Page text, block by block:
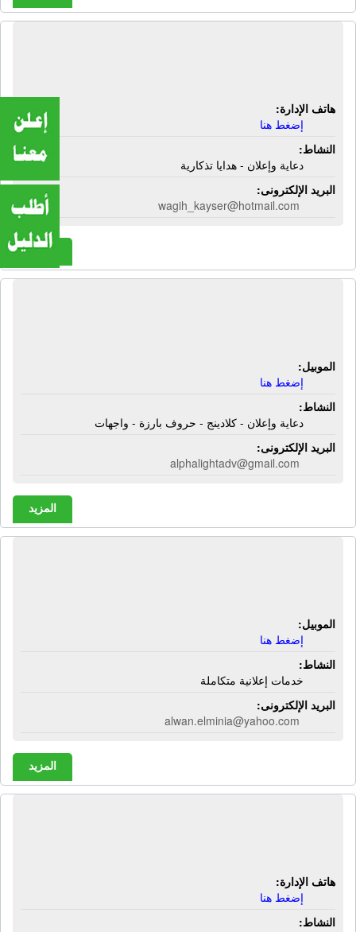
هاتف الإدارة:
إضغط هنا
النشاط:
دعاية وإعلان - هدايا تذكارية
البريد الإلكترونى:
wagih_kayser@hotmail.com
المزيد
الموبيل:
إضغط هنا
النشاط:
دعاية وإعلان - كلادينج - حروف بارزة - واجهات
البريد الإلكترونى:
alphalightadv@gmail.com
المزيد
الموبيل:
إضغط هنا
النشاط:
خدمات إعلانية متكاملة
البريد الإلكترونى:
alwan.elminia@yahoo.com
المزيد
هاتف الإدارة:
إضغط هنا
النشاط: